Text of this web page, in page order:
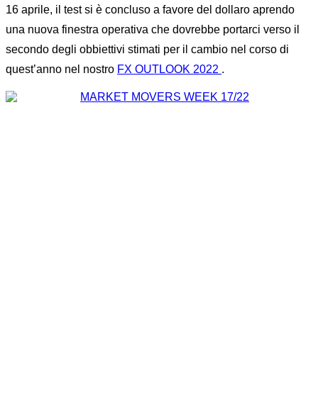
16 aprile, il test si è concluso a favore del dollaro aprendo
una nuova finestra operativa che dovrebbe portarci verso il
secondo degli obbiettivi stimati per il cambio nel corso di
quest’anno nel nostro FX OUTLOOK 2022 .